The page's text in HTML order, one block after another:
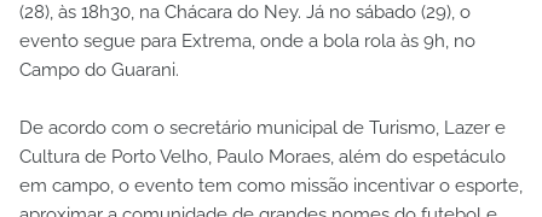
(28), às 18h30, na Chácara do Ney. Já no sábado (29), o
evento segue para Extrema, onde a bola rola às 9h, no
Campo do Guarani.
De acordo com o secretário municipal de Turismo, Lazer e
Cultura de Porto Velho, Paulo Moraes, além do espetáculo
em campo, o evento tem como missão incentivar o esporte,